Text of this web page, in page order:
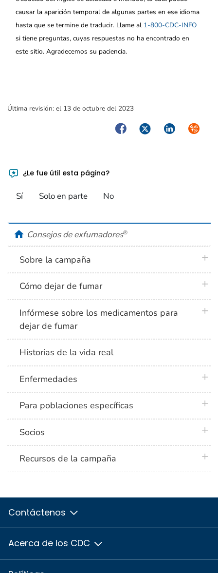
causar la aparición temporal de algunas partes en ese idioma
hasta que se termine de traducir. Llame al 1-800-CDC-INFO
si tiene preguntas, cuyas respuestas no ha encontrado en
este sitio. Agradecemos su paciencia.
Última revisión: el 13 de octubre del 2023
FacebookTwitterLinkedIn
¿Le fue útil esta página?
Sí Solo en parte No
homeConsejos de exfumadores®
Sobre la campaña
Cómo dejar de fumar
Infórmese sobre los medicamentos para
dejar de fumar
Historias de la vida real
Enfermedades
Para poblaciones específicas
Socios
Recursos de la campaña
Contáctenos
Acerca de los CDC